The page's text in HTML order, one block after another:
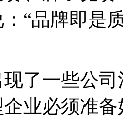
“品牌即是
了一些公
业必须准